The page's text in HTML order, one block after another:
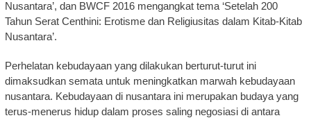
Nusantara’, dan BWCF 2016 mengangkat tema ‘Setelah 200
Tahun Serat Centhini: Erotisme dan Religiusitas dalam Kitab-Kitab
Nusantara’.
Perhelatan kebudayaan yang dilakukan berturut-turut ini
dimaksudkan semata untuk meningkatkan marwah kebudayaan
nusantara. Kebudayaan di nusantara ini merupakan budaya yang
terus-menerus hidup dalam proses saling negosiasi di antara